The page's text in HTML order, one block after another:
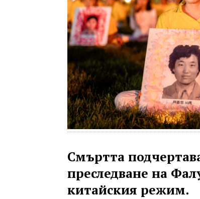
Смъртта
преследване на
китайския режим.